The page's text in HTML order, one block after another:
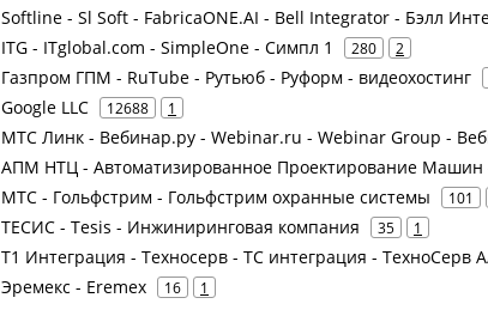
Softline - Sl Soft - FabricaONE.AI - Bell Integrator - Бэлл
ITG - ITglobal.com - SimpleOne - Симпл 1 280 2
Газпром ГПМ - RuTube - Рутьюб - Руформ - видеохостинг
Google LLC 12688 1
МТС Линк - Вебинар.ру - Webinar.ru - Webinar Group -
АПМ НТЦ - Автоматизированное Проектирование Машин
МТС - Гольфстрим - Гольфстрим охранные системы 101
ТЕСИС - Tesis - Инжиниринговая компания 35 1
Т1 Интеграция - Техносерв - ТС интеграция - ТехноСерв
Эремекс - Eremex 16 1